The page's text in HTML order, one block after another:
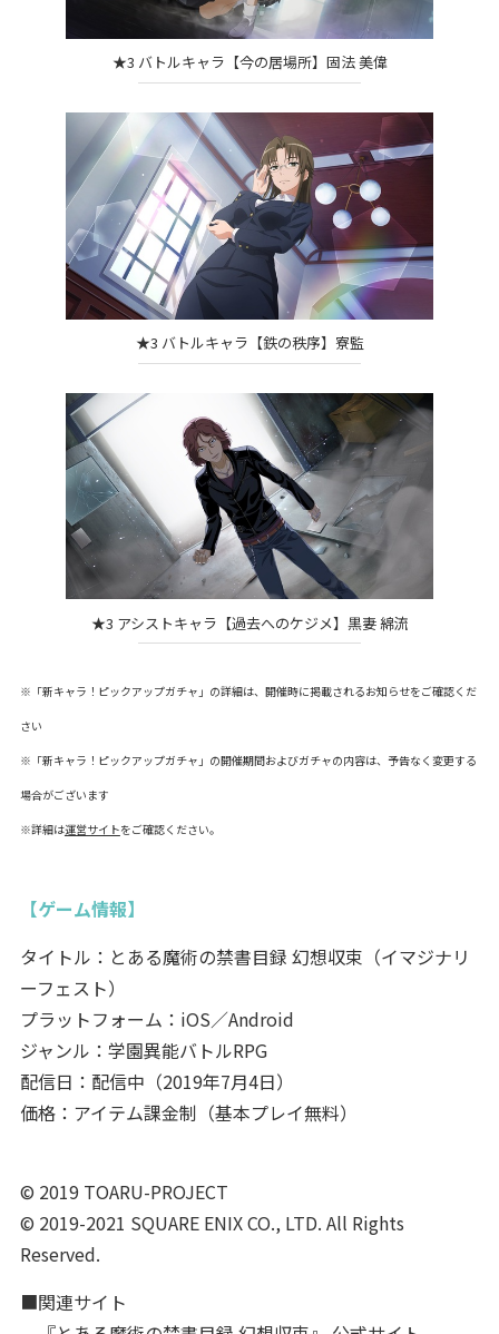
★3 バトルキャラ【今の居場所】固法 美偉
★3 バトルキャラ【鉄の秩序】寮監
★3 アシストキャラ【過去へのケジメ】黒妻 綿流
※「新キャラ！ピックアップガチャ」の詳細は、開催時に掲載されるお知らせをご確認くだ
さい
※「新キャラ！ピックアップガチャ」の開催期間およびガチャの内容は、予告なく変更する
場合がございます
※詳細は運営サイトをご確認ください。
【ゲーム情報】
タイトル：とある魔術の禁書目録 幻想収束（イマジナリ
ーフェスト）
プラットフォーム：iOS／Android
ジャンル：学園異能バトルRPG
配信日：配信中（2019年7月4日）
価格：アイテム課金制（基本プレイ無料）
© 2019 TOARU-PROJECT
© 2019-2021 SQUARE ENIX CO., LTD. All Rights
Reserved.
■関連サイト